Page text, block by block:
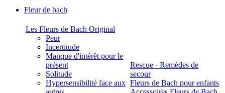
Fleur de bach
Les Fleurs de Bach Original
Peur
Incertitude
Manque d'intérêt pour le
présent
Solitude
Hypersensibilité face aux
Rescue - Remèdes de
secour
Fleurs de Bach pour enfants